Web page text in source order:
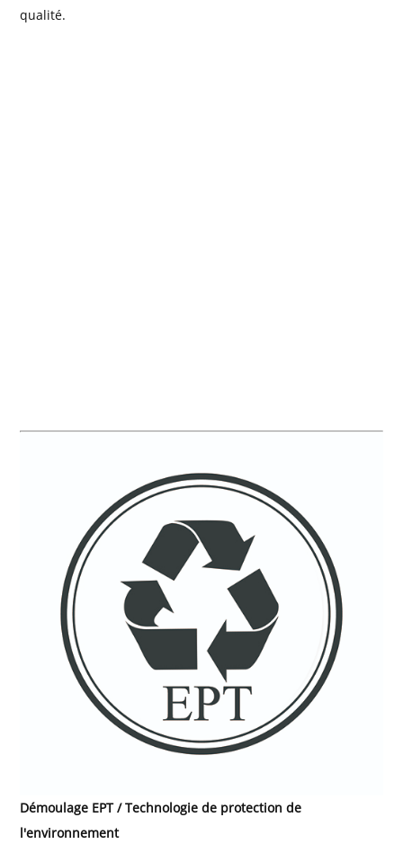
qualité.
Démoulage EPT / Technologie de protection de
l'environnement